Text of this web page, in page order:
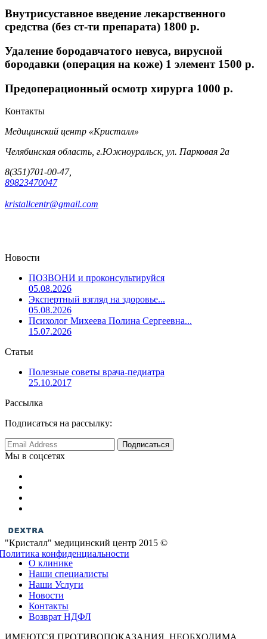
Внутрисуставное введение лекарственного
средства (без ст-ти препарата) 1800 p.
Удаление бородавчатого невуса, вирусной
бородавки (операция на коже) 1 элемент 1500 p.
Предоперационный осмотр хирурга 1000 p.
Контакты
Медицинский центр «Кристалл»
Челябинская область, г.Южноуральск, ул. Парковая 2а
8(351)701-00-47,
89823470047
kristallcentr@gmail.com
Новости
ПОЗВОНИ и проконсультируйся
05.08.2026
Экспертный взгляд на здоровье...
05.08.2026
Психолог Михеева Полина Сергеевна...
15.07.2026
Статьи
Полезные советы врача-педиатра
25.10.2017
Рассылка
Подписаться на рассылку:
Мы в соцсетях
"Кристалл" медицинский центр 2015 ©
конфиденциальности
О клинике
Наши специалисты
Наши Услуги
Новости
Контакты
Возврат НДФЛ